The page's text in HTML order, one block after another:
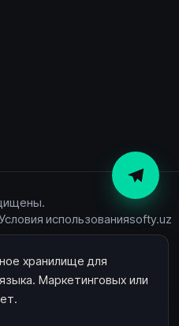
использованияsofty.uz
хранилище для
Маркетинговых или